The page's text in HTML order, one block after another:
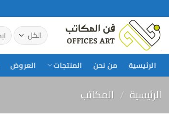
للمحتوى
البحث
عن:
الرئيسية من نحن المنتجات العروض
الرئيسية / المكاتب